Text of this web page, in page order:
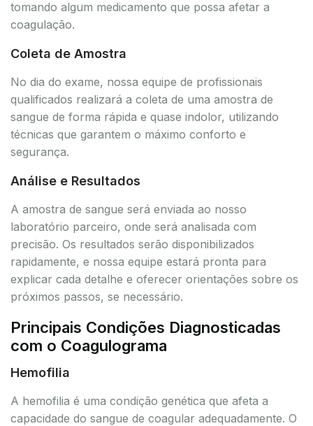
tomando algum medicamento que possa afetar a
coagulação.
Coleta de Amostra
No dia do exame, nossa equipe de profissionais
qualificados realizará a coleta de uma amostra de
sangue de forma rápida e quase indolor, utilizando
técnicas que garantem o máximo conforto e
segurança.
Análise e Resultados
A amostra de sangue será enviada ao nosso
laboratório parceiro, onde será analisada com
precisão. Os resultados serão disponibilizados
rapidamente, e nossa equipe estará pronta para
explicar cada detalhe e oferecer orientações sobre os
próximos passos, se necessário.
Principais Condições Diagnosticadas
com o Coagulograma
Hemofilia
A hemofilia é uma condição genética que afeta a
capacidade do sangue de coagular adequadamente. O